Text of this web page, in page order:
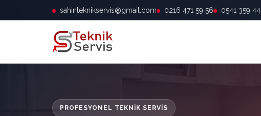
sahinteknikservis@gmail.com 0216 471 59 56 0541 359
PROFESYONEL TEKNIK SERVIS